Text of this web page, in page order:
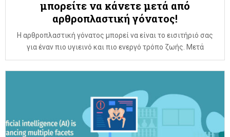
μπορείτε να κάνετε μετά από
αρθροπλαστική γόνατος!
Η αρθροπλαστική γόνατος μπορεί να είναι το εισιτήριό σας
για έναν πιο υγιεινό και πιο ενεργό τρόπο ζωής. Μετά